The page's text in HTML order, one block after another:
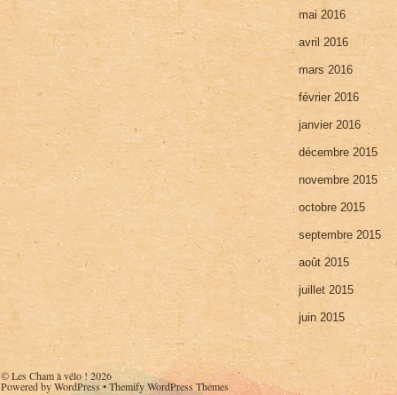
mai 2016
avril 2016
mars 2016
février 2016
janvier 2016
décembre 2015
novembre 2015
octobre 2015
septembre 2015
août 2015
juillet 2015
juin 2015
©Les Cham à vélo !2026
Powered byWordPress•Themify WordPress Themes